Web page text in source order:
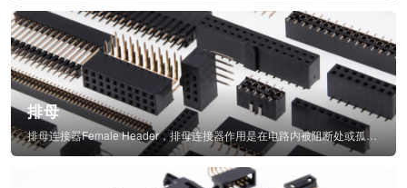
排母
排母连接器Female Header，排母连接器作用是在电路内被阻断处或孤立不通...